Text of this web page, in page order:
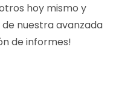
hoy mismo y
nuestra avanzada
de informes!